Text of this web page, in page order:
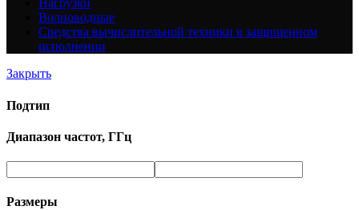
Нагрузки
Волноводные
Средства вычислительной техники в защищенном
исполнении
Закрыть
Подтип
Диапазон частот, ГГц
Размеры